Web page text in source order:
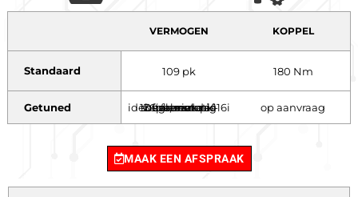
VERMOGEN KOPPEL
Standaard 109 pk 180 Nm
Getuned Deze motor is identiek aan de 116i 136pk, maar af-fabriek softwarematig begrensd. pk op aanvraag
MAAK EEN AFSPRAAK